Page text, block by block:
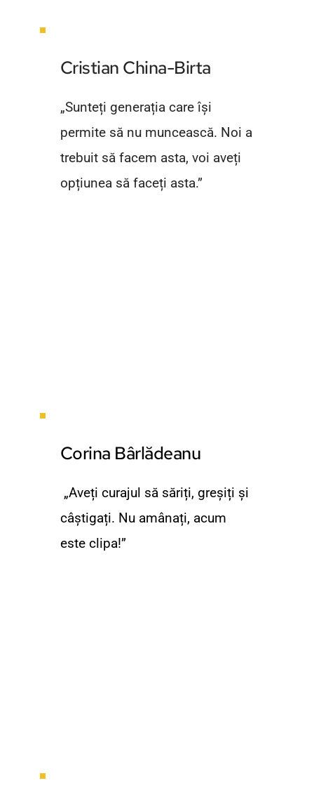
Cristian China-Birta
„Sunteți generația care își
permite să nu muncească. Noi a
trebuit să facem asta, voi aveți
opțiunea să faceți asta.”
Corina Bârlădeanu
„Aveți curajul să săriți, greșiți și
câștigați. Nu amânați, acum
este clipa!”